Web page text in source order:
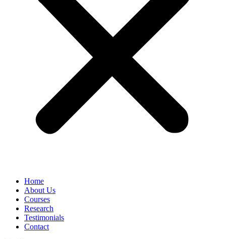
Home
About Us
Courses
Research
Testimonials
Contact